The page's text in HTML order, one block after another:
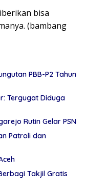
bisa
(bambang
PBB-P2 Tahun
Rutin Gelar PSN
Patroli dan
Takjil Gratis